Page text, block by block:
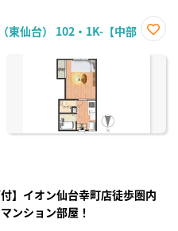
東仙台） 102・1K-【中部
に入
】イオン仙台幸町店徒歩圏内
ンション部屋！